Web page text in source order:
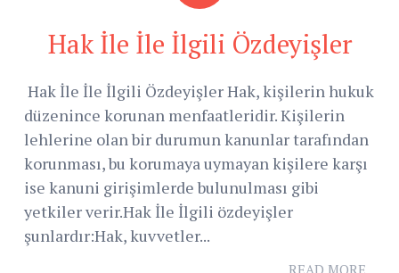
Hak İle İle İlgili Özdeyişler
Hak İle İle İlgili Özdeyişler Hak, kişilerin hukuk
düzenince korunan menfaatleridir. Kişilerin
lehlerine olan bir durumun kanunlar tarafından
korunması, bu korumaya uymayan kişilere karşı
ise kanuni girişimlerde bulunulması gibi
yetkiler verir.Hak İle İlgili özdeyişler
şunlardır:Hak, kuvvetler...